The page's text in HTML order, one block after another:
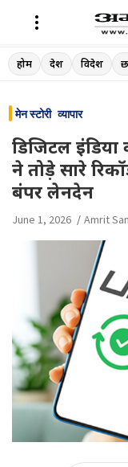
Skip
to
होम देश विदेश
मेन स्टोरी व्यापार
डिजिटल
ने तोड़े सारे
बंपर लेनदेन
June 1, 2026 Amrit